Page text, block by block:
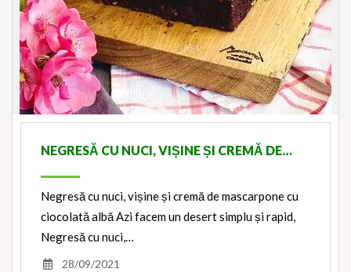
NEGRESĂ CU NUCI, VIȘINE ȘI CREMĂ DE…
Negresă cu nuci, vișine și cremă de mascarpone cu
ciocolată albă Azi facem un desert simplu și rapid,
Negresă cu nuci,…
28/09/2021